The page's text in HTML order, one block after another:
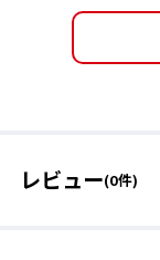
高品質のくもり
レビュー(0件)